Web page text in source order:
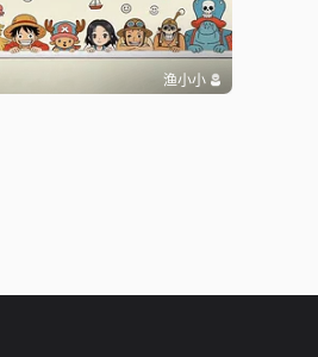
渔小小